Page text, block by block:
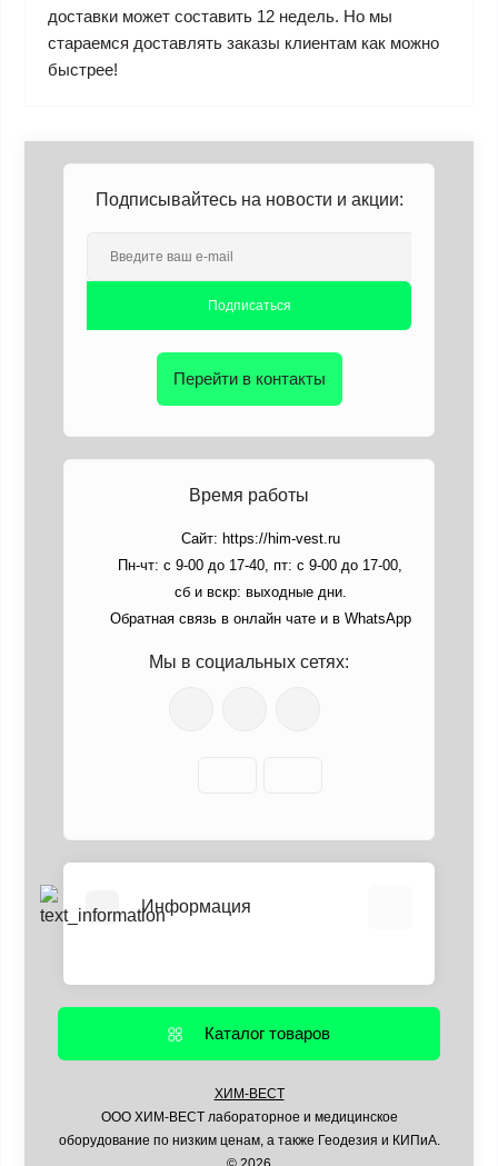
доставки может составить 12 недель. Но мы
стараемся доставлять заказы клиентам как можно
быстрее!
Подписывайтесь на новости и акции:
Подписаться
Перейти в контакты
Время работы
Сайт: https://him-vest.ru
Пн-чт: с 9-00 до 17-40, пт: с 9-00 до 17-00,
сб и вскр: выходные дни.
Обратная связь в онлайн чате и в WhatsApp
Мы в социальных сетях:
Информация
О нас
Политика безопасности
Контакты
Связаться с нами
Каталог товаров
ХИМ-ВЕСТ
ООО ХИМ-ВЕСТ лабораторное и медицинское
оборудование по низким ценам, а также Геодезия и КИПиА.